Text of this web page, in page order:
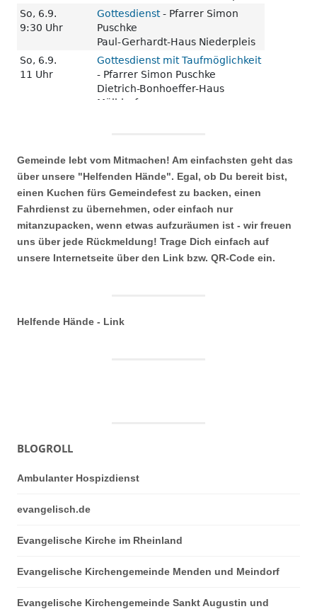
Gemeinde lebt vom Mitmachen! Am einfachsten geht das
über unsere "Helfenden Hände". Egal, ob Du bereit bist,
einen Kuchen fürs Gemeindefest zu backen, einen
Fahrdienst zu übernehmen, oder einfach nur
mitanzupacken, wenn etwas aufzuräumen ist - wir freuen
uns über jede Rückmeldung! Trage Dich einfach auf
unsere Internetseite über den Link bzw. QR-Code ein.
Helfende Hände - Link
BLOGROLL
Ambulanter Hospizdienst
evangelisch.de
Evangelische Kirche im Rheinland
Evangelische Kirchengemeinde Menden und Meindorf
Evangelische Kirchengemeinde Sankt Augustin und